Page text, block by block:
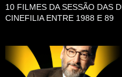
10 FILMES DA SESSÃO DAS
CINEFILIA ENTRE 1988 E 89